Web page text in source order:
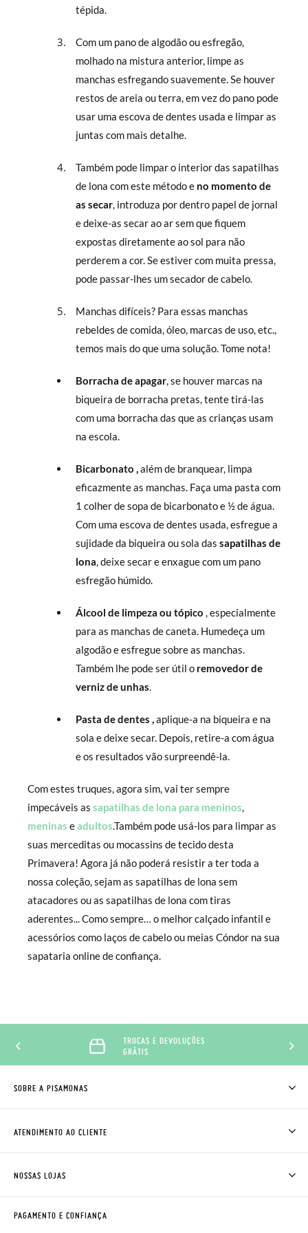
tépida.
Com um pano de algodão ou esfregão,
molhado na mistura anterior, limpe as
manchas esfregando suavemente. Se houver
restos de areia ou terra, em vez do pano pode
usar uma escova de dentes usada e limpar as
juntas com mais detalhe.
Também pode limpar o interior das sapatilhas
de lona com este método e no momento de
as secar, introduza por dentro papel de jornal
e deixe-as secar ao ar sem que fiquem
expostas diretamente ao sol para não
perderem a cor. Se estiver com muita pressa,
pode passar-lhes um secador de cabelo.
Manchas difíceis? Para essas manchas
rebeldes de comida, óleo, marcas de uso, etc.,
temos mais do que uma solução. Tome nota!
Borracha de apagar, se houver marcas na
biqueira de borracha pretas, tente tirá-las
com uma borracha das que as crianças usam
na escola.
Bicarbonato ,além de branquear, limpa
eficazmente as manchas. Faça uma pasta com
1 colher de sopa de bicarbonato e ½ de água.
Com uma escova de dentes usada, esfregue a
sujidade da biqueira ou sola das sapatilhas de
lona, deixe secar e enxague com um pano
esfregão húmido.
Álcool de limpeza ou tópico , especialmente
para as manchas de caneta. Humedeça um
algodão e esfregue sobre as manchas.
Também lhe pode ser útil o removedor de
verniz de unhas.
Pasta de dentes ,aplique-a na biqueira e na
sola e deixe secar. Depois, retire-a com água
e os resultados vão surpreendê-la.
Com estes truques, agora sim, vai ter sempre
impecáveis as sapatilhas de lona para meninos,
meninas eadultos.Também pode usá-los para limpar as
suas merceditas ou mocassins de tecido desta
Primavera! Agora já não poderá resistir a ter toda a
nossa coleção, sejam as sapatilhas de lona sem
atacadores ou as sapatilhas de lona com tiras
aderentes... Como sempre… o melhor calçado infantil e
acessórios como laços de cabelo ou meias Cóndor na sua
sapataria online de confiança.
TROCAS E DEVOLUÇÕES
GRÁTIS
SOBRE A PISAMONAS
AVISO LEGAL, PRIVACIDADE E COOKIES
ATENDIMENTO AO CLIENTE
HORÁRIO
NOSSAS LOJAS
PAGAMENTO E CONFIANÇA